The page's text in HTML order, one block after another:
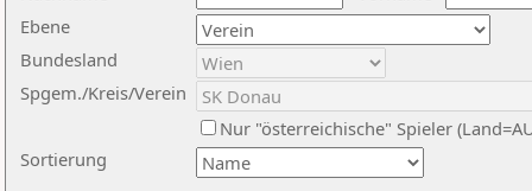
Ebene
Sortierung
Bundesland
Spgem./Kreis/Verein
Nur "österreichische" Spieler